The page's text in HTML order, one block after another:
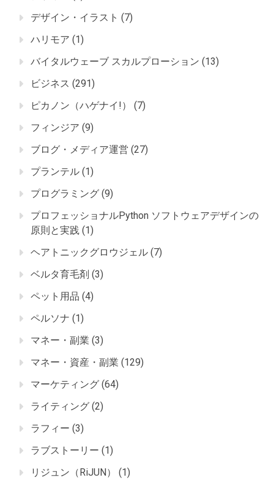
デザイン・イラスト (7)
ハリモア (1)
バイタルウェーブ スカルプローション (13)
ビジネス (291)
ピカノン（ハゲナイ!）
(7)
フィンジア (9)
ブログ・メディア運営 (27)
プランテル (1)
プログラミング (9)
プロフェッショナルPython ソフトウェアデザインの
原則と実践 (1)
ヘアトニックグロウジェル (7)
ベルタ育毛剤 (3)
ペット用品 (4)
ペルソナ (1)
マネー・副業 (3)
マネー・資産・副業 (129)
マーケティング (64)
ライティング (2)
ラフィー (3)
ラブストーリー (1)
リジュン（RiJUN）
(1)